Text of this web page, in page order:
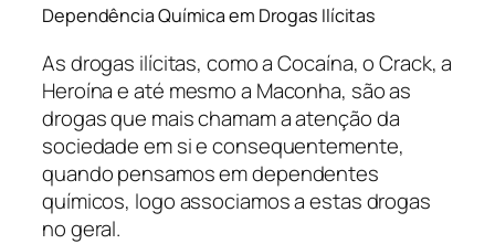
Dependência Química em Drogas Ilícitas
As drogas ilícitas, como a Cocaína, o Crack, a
Heroína e até mesmo a Maconha, são as
drogas que mais chamam a atenção da
sociedade em si e consequentemente,
quando pensamos em dependentes
químicos, logo associamos a estas drogas
no geral.